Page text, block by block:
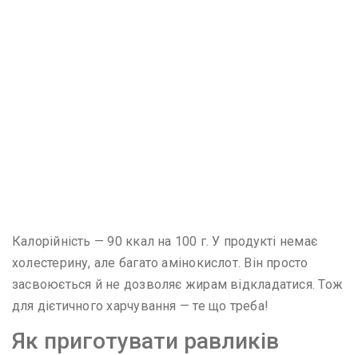
Калорійність — 90 ккал на 100 г. У продукті немає
холестерину, але багато амінокислот. Він просто
засвоюється й не дозволяє жирам відкладатися. Тож
для дієтичного харчування — те що треба!
Як приготувати равликів